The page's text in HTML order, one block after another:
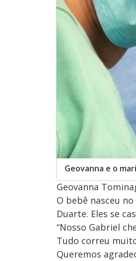
Geovanna e o
Geovanna
O bebê nasceu
Duarte. Eles se
“Nosso Gabriel
Tudo correu
Queremos